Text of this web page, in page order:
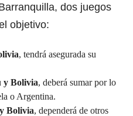
, dos juegos
objetivo:
, tendrá asegurada su
y Bolivia, deberá sumar por lo
o Argentina.
y Bolivia, dependerá de otros